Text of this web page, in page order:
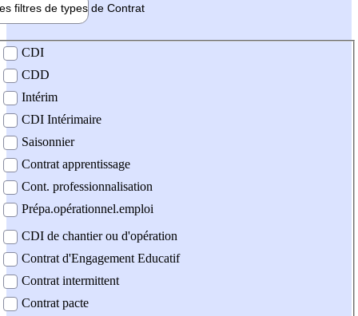
filtres de types de Contrat
contrat
CDI
CDD
Intérim
CDI Intérimaire
Saisonnier
Contrat apprentissage
Cont. professionnalisation
Prépa.opérationnel.emploi
CDI de chantier ou d'opération
Contrat d'Engagement Educatif
Contrat intermittent
Contrat pacte